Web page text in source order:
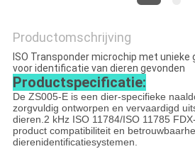
Productomschrijving
ISO Transponder microchip met unieke
voor identificatie van dieren gevonden
Productspecificatie:
De ZS005-E is een dier-specifieke
zorgvuldig ontworpen en vervaardigd
dieren.2 kHz ISO 11784/ISO 11785
product compatibiliteit en
dierenidentificatiesystemen.